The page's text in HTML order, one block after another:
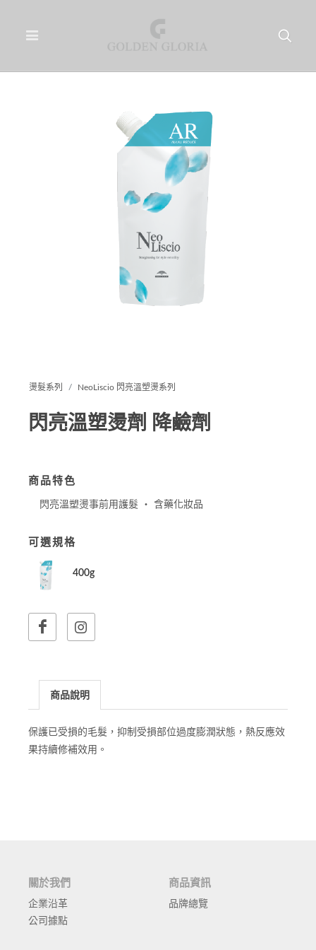
燙髮系列 NeoLiscio 閃亮溫塑燙系列
閃亮溫塑燙劑 降鹼劑
商品特色
閃亮溫塑燙事前用護髮 ‧ 含藥化妝品
可選規格
400g
商品說明
保護已受損的毛髮，抑制受損部位過度膨潤狀態，熱反應效
果持續修補效用。
關於我們
企業沿革
公司據點
商品資訊
品牌總覽